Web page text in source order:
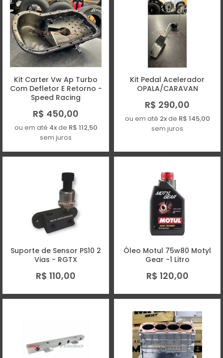
Kit Carter Vw Ap Turbo
Com Defletor E Retorno -
Speed Racing
R$ 450,00
ou em até 4xde R$ 112,50
sem juros
Kit Pedal Acelerador
OPALA/CARAVAN
R$ 290,00
ou em até 2xde R$ 145,00
sem juros
Suporte de Sensor PS10 2
Vias - RGTX
R$ 110,00
Óleo Motul 75w80 Motyl
Gear -1 Litro
R$ 120,00